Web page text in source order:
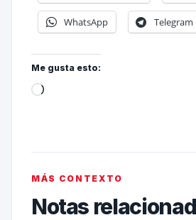
WhatsApp Telegram
Me gusta esto:
MÁS CONTEXTO
Notas